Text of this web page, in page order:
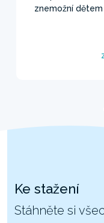
znemožní
Ke stažení
Stáhněte si